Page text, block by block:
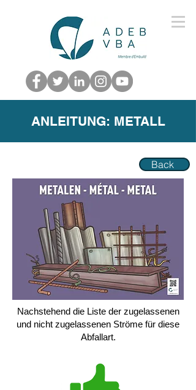
ANLEITUNG: METALL
Back
Nachstehend die Liste der zugelassenen
und nicht zugelassenen Ströme für diese
Abfallart.